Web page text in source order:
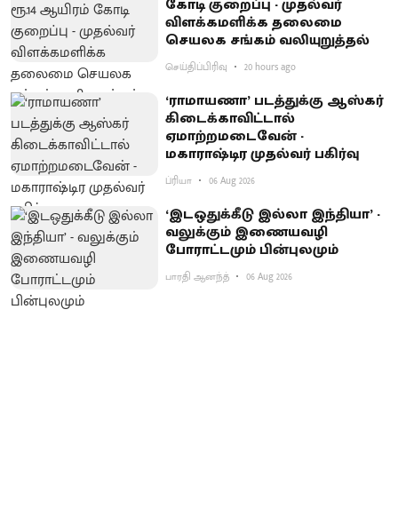
கோடி குறைப்பு - முதல்வர்
விளக்கமளிக்க தலைமை
செயலக சங்கம் வலியுறுத்தல்
செய்திப்பிரிவு 20 hours ago
‘ராமாயணா’ படத்துக்கு ஆஸ்கர்
கிடைக்காவிட்டால்
ஏமாற்றமடைவேன் -
மகாராஷ்டிர முதல்வர் பகிர்வு
ப்ரியா 06 Aug 2026
‘இடஒதுக்கீடு இல்லா இந்தியா’ -
வலுக்கும் இணையவழி
போராட்டமும் பின்புலமும்
பாரதி ஆனந்த் 06 Aug 2026